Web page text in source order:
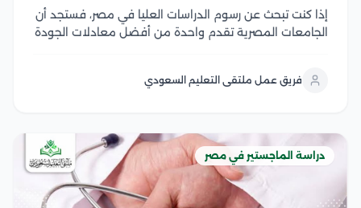
إذا كنت تبحث عن رسوم الدراسات العليا في مصر، فستجد أن
الجامعات المصرية تقدم واحدة من أفضل معادلات الجودة
والتخصص، والدرجة العلمية، مع وجود...
فريق عمل ملتقى التعليم السعودي
دراسة الماجستير في مصر